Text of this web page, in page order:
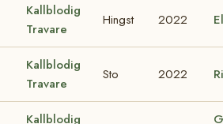
Kallblodig
Travare
Hingst 2022
Kallblodig
Travare
Sto 2022
Kallblodig